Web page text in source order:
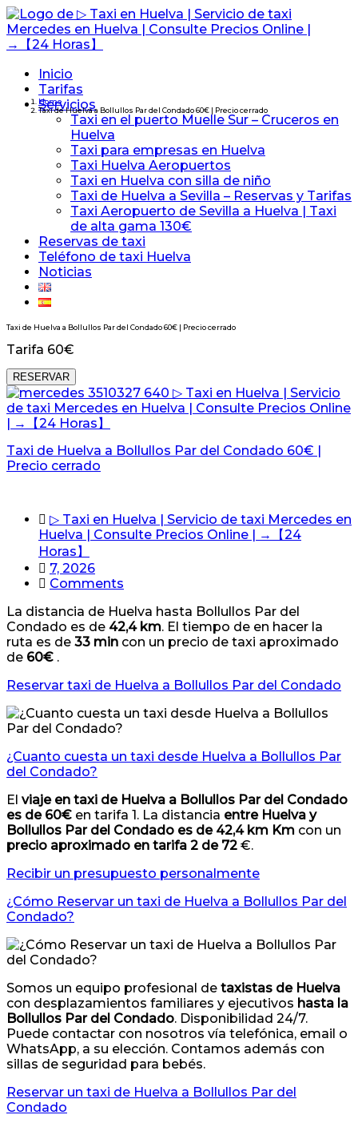
Inicio
Tarifas
Servicios
Taxi en el puerto Muelle Sur – Cruceros en
Huelva
Taxi para empresas en Huelva
Taxi Huelva Aeropuertos
Taxi en Huelva con silla de niño
Taxi de Huelva a Sevilla – Reservas y Tarifas
Taxi Aeropuerto de Sevilla a Huelva | Taxi
de alta gama 130€
Reservas de taxi
Teléfono de taxi Huelva
Noticias
Taxi de Huelva a Bollullos Par del Condado 60€ | Precio cerrado
Home
Taxi de Huelva a Bollullos Par del Condado 60€ | Precio cerrado
Tarifa 60€
RESERVAR
Taxi de Huelva a Bollullos Par del Condado 60€ |
Precio cerrado
▷ Taxi en Huelva | Servicio de taxi Mercedes en
Huelva | Consulte Precios Online | →【24
Horas】
7, 2026
Comments
La distancia de Huelva hasta Bollullos Par del
Condado es de 42,4 km. El tiempo de en hacer la
ruta es de 33 min con un precio de taxi aproximado
de 60€ .
60€
Reservar taxi de Huelva a Bollullos Par del Condado
¿Cuanto cuesta un taxi desde Huelva a Bollullos Par
del Condado?
El viaje en taxi de Huelva a Bollullos Par del Condado
es de 60€ en tarifa 1. La distancia entre Huelva y
Bollullos Par del Condado es de 42,4 km Km con un
precio aproximado en tarifa 2 de 72 €.
Recibir un presupuesto personalmente
¿Cómo Reservar un taxi de Huelva a Bollullos Par del
Condado?
Somos un equipo profesional de taxistas de Huelva
con desplazamientos familiares y ejecutivos hasta la
Bollullos Par del Condado. Disponibilidad 24/7.
Puede contactar con nosotros vía telefónica, email o
WhatsApp, a su elección. Contamos además con
sillas de seguridad para bebés.
Reservar un taxi de Huelva a Bollullos Par del
Condado